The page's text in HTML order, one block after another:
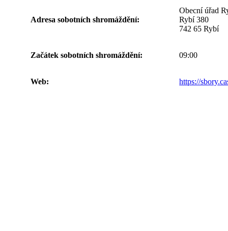
Adresa sobotních shromáždění:
Obecní úřad
Rybí 380
742 65 Rybí
Začátek sobotních shromáždění: 09:00
Web: https://